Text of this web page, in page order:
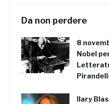
Da non perdere
8
Nobel
Ilary